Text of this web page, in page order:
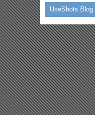
UseShots Blog